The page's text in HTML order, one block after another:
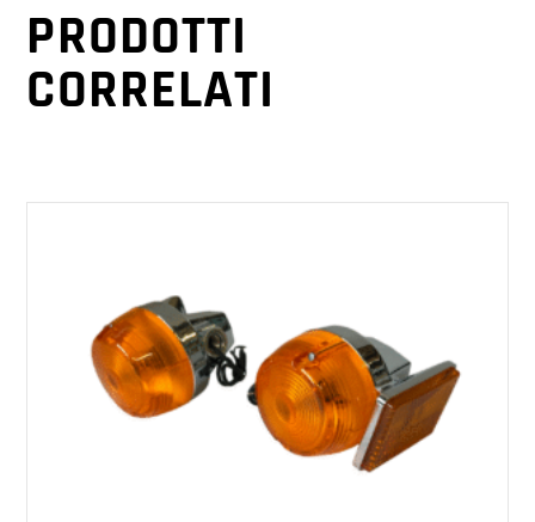
PRODOTTI
CORRELATI
AGGIUNGI AL CARRELLO